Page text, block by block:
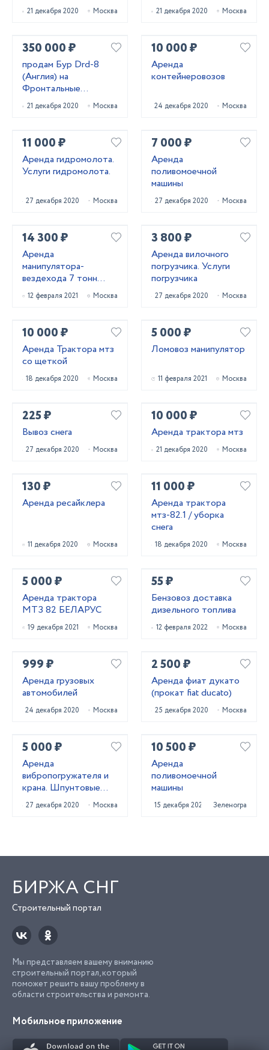
экскаваторы
погрузчики 5-10 тонн
21 декабря 2020 Москва
тонн
21 декабря 2020 Москва
350 000 ₽
продам Бур Drd-8
(Англия) на
Фронтальные
погрузчики (любые)
21 декабря 2020 Москва
10 000 ₽
Аренда
контейнеровозов
24 декабря 2020 Москва
11 000 ₽
Аренда гидромолота.
Услуги гидромолота.
27 декабря 2020 Москва
7 000 ₽
Аренда
поливомоечной
машины
27 декабря 2020 Москва
14 300 ₽
Аренда
манипулятора-
вездехода 7 тонн
КАМАЗ
12 февраля 2021 Москва
3 800 ₽
Аренда вилочного
погрузчика. Услуги
погрузчика
27 декабря 2020 Москва
10 000 ₽
Аренда Трактора мтз
со щеткой
18 декабря 2020 Москва
5 000 ₽
Ломовоз манипулятор
11 февраля 2021 Москва
225 ₽
Вывоз снега
27 декабря 2020 Москва
10 000 ₽
Аренда трактора мтз
21 декабря 2020 Москва
130 ₽
Аренда ресайклера
11 декабря 2020 Москва
11 000 ₽
Аренда трактора
мтз-82.1 / уборка
снега
18 декабря 2020 Москва
5 000 ₽
Аренда трактора
МТЗ 82 БЕЛАРУС
19 декабря 2021 Москва
55 ₽
Бензовоз доставка
дизельного топлива
12 февраля 2022 Москва
999 ₽
Аренда грузовых
автомобилей
24 декабря 2020 Москва
2 500 ₽
Аренда фиат дукато
(прокат fiat ducato)
25 декабря 2020 Москва
5 000 ₽
Аренда
вибропогружателя и
крана. Шпунтовые
работы
27 декабря 2020 Москва
10 500 ₽
Аренда
поливомоечной
машины
15 декабря 2020 Зеленоград
БИРЖА СНГ
Строительный портал
Мы представляем вашему вниманию
строительный портал, который
поможет решить вашу проблему в
области строительства и ремонта.
Мобильное приложение